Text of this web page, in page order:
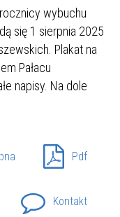
Pdf
Kontakt